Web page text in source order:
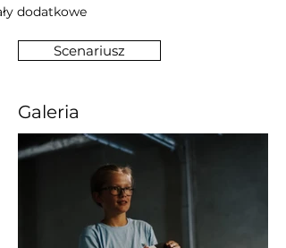
dodatkowe
Scenariusz
Galeria